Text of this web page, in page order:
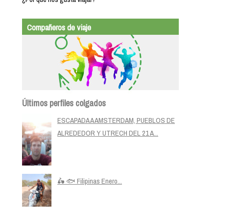
Compañeros de viaje
Últimos perfiles colgados
ESCAPADA A AMSTERDAM, PUEBLOS DE
ALREDEDOR Y UTRECH DEL 21 A...
🛵 🐟 Filipinas Enero...